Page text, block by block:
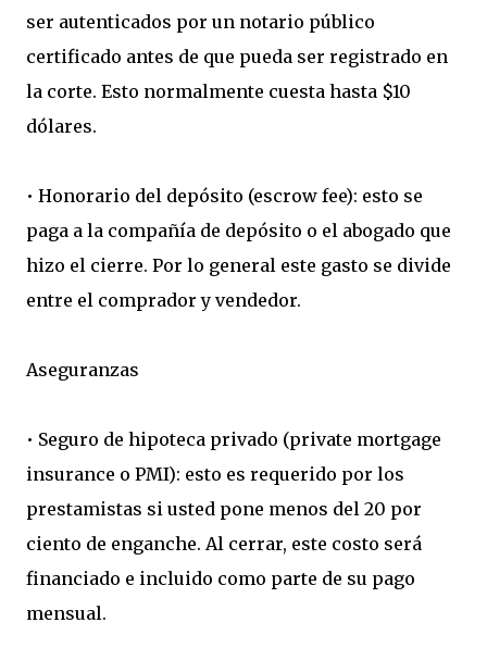
ser autenticados por un notario público
certificado antes de que pueda ser registrado en
la corte. Esto normalmente cuesta hasta $10
dólares.
• Honorario del depósito (escrow fee): esto se
paga a la compañía de depósito o el abogado que
hizo el cierre. Por lo general este gasto se divide
entre el comprador y vendedor.
Aseguranzas
• Seguro de hipoteca privado (private mortgage
insurance o PMI): esto es requerido por los
prestamistas si usted pone menos del 20 por
ciento de enganche. Al cerrar, este costo será
financiado e incluido como parte de su pago
mensual.